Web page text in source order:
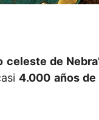
celeste de
4.000 años de